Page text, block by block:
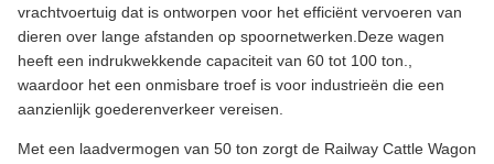
vrachtvoertuig dat is ontworpen voor het efficiënt vervoeren van
dieren over lange afstanden op spoornetwerken.Deze wagen
heeft een indrukwekkende capaciteit van 60 tot 100 ton.,
waardoor het een onmisbare troef is voor industrieën die een
aanzienlijk goederenverkeer vereisen.
Met een laadvermogen van 50 ton zorgt de Railway Cattle Wagon